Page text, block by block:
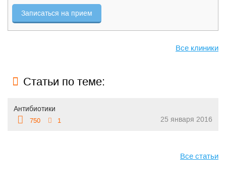
Записаться на прием
Все клиники
Статьи по теме:
Антибиотики
750 1 25 января 2016
Все статьи